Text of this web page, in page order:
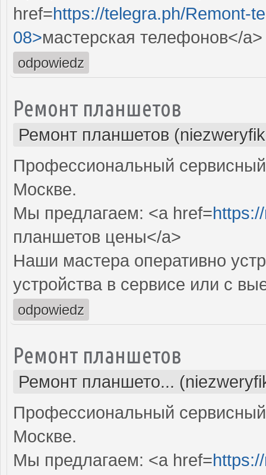
href=https://telegra.ph/Remont-
08>мастерская телефонов</a>
odpowiedz
Ремонт планшетов
Ремонт планшетов
Профессиональный
Москве.
Мы предлагаем: <a href=
планшетов цены</a>
Наши мастера оперативно
устройства в сервисе или с
odpowiedz
Ремонт планшетов
Ремонт планшето...
Профессиональный
Москве.
Мы предлагаем: <a href=